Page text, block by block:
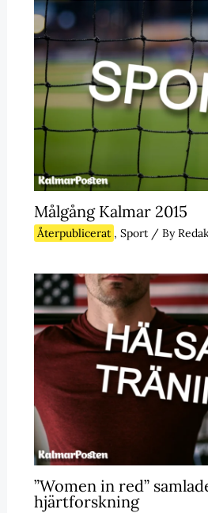
Målgång Kalmar 2015
Återpublicerat , Sport/ By
”Women in red”
hjärtforskning